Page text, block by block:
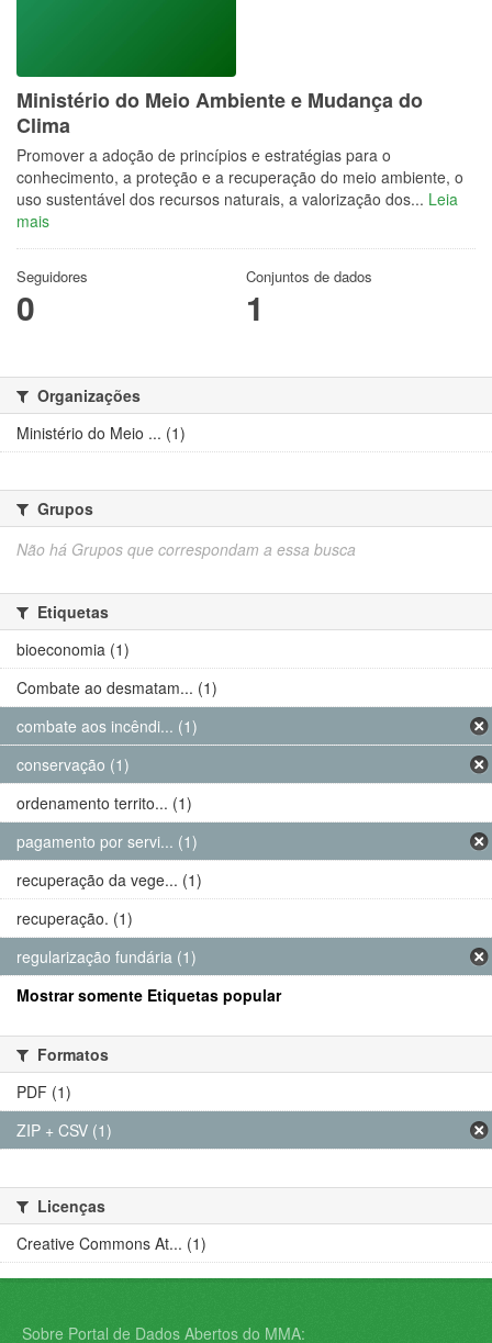
Ministério do Meio Ambiente e Mudança do
Clima
Promover a adoção de princípios e estratégias para o
conhecimento, a proteção e a recuperação do meio ambiente, o
uso sustentável dos recursos naturais, a valorização dos... Leia
mais
Seguidores
0
Conjuntos de dados
1
Organizações
Ministério do Meio ... (1)
Grupos
Não há Grupos que correspondam a essa busca
Etiquetas
bioeconomia (1)
Combate ao desmatam... (1)
combate aos incêndi... (1)
conservação (1)
ordenamento territo... (1)
pagamento por servi... (1)
recuperação da vege... (1)
recuperação. (1)
regularização fundária (1)
Mostrar somente Etiquetas popular
Formatos
PDF (1)
ZIP + CSV (1)
Licenças
Creative Commons At... (1)
Sobre Portal de Dados Abertos do MMA: